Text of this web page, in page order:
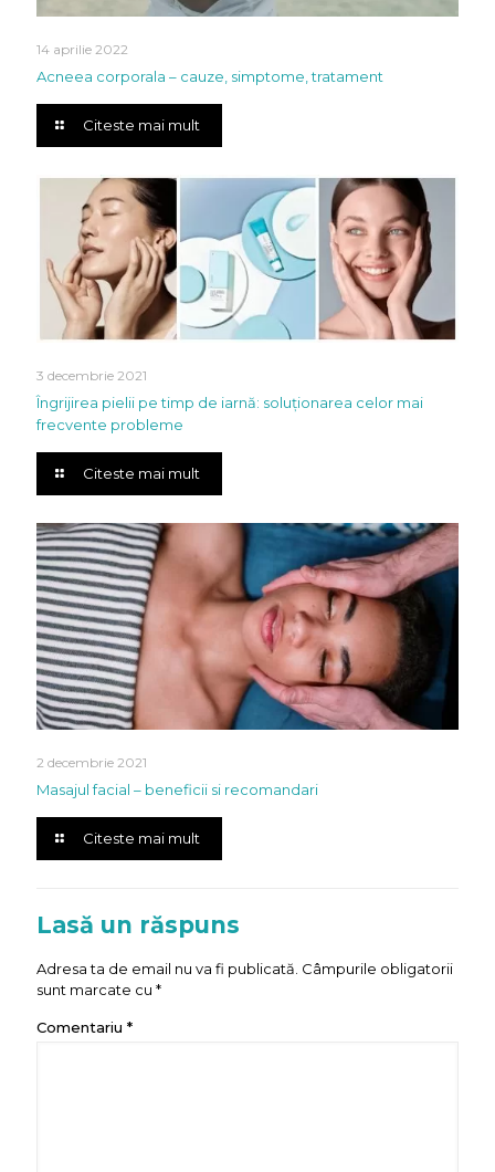
14 aprilie 2022
Acneea corporala – cauze, simptome, tratament
Citeste mai mult
3 decembrie 2021
Îngrijirea pielii pe timp de iarnă: soluționarea celor mai
frecvente probleme
Citeste mai mult
2 decembrie 2021
Masajul facial – beneficii si recomandari
Citeste mai mult
Lasă un răspuns
Adresa ta de email nu va fi publicată. Câmpurile obligatorii
sunt marcate cu *
Comentariu *